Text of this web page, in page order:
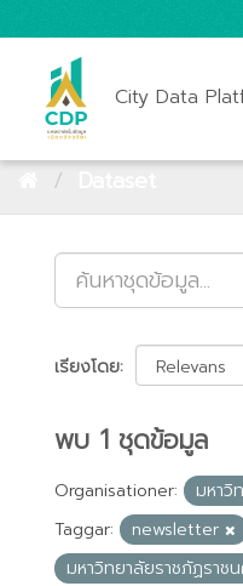
City Data
เรียงโดย
พบ 1 ชุดข้อมูล
Organisationer:
มหาวิ
Taggar:
newsletter
มหาวิทยาลัยราชภัฏราช